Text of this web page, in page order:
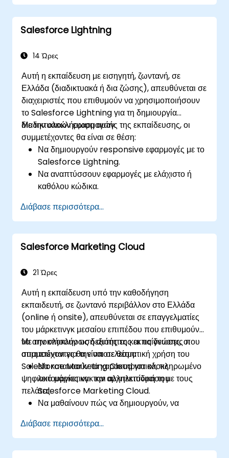
Salesforce Lightning
14 Ώρες
Αυτή η εκπαίδευση με εισηγητή, ζωντανή, σε
Ελλάδα (διαδικτυακά ή δια ζώσης), απευθύνεται σε
διαχειριστές που επιθυμούν να χρησιμοποιήσουν
το Salesforce Lightning για τη δημιουργία
διαδικτυακών εφαρμογών.
Με την ολοκλήρωση αυτής της εκπαίδευσης, οι
συμμετέχοντες θα είναι σε θέση:
Να δημιουργούν responsive εφαρμογές με το
Salesforce Lightning.
Να αναπτύσσουν εφαρμογές με ελάχιστο ή
καθόλου κώδικα.
το μηδέν.
Διάβασε περισσότερα...
Salesforce Marketing Cloud
21 Ώρες
Αυτή η εκπαίδευση υπό την καθοδήγηση
εκπαιδευτή, σε ζωντανό περιβάλλον στο Ελλάδα
(online ή onsite), απευθύνεται σε επαγγελματίες
του μάρκετινγκ μεσαίου επιπέδου που επιθυμούν
να αποκτήσουν τις δεξιότητες και τις γνώσεις που
απαιτούνται για την αποτελεσματική χρήση του
Salesforce Marketing Cloud για ολοκληρωμένο
ψηφιακό μάρκετινγκ και αλληλεπίδραση με τους
πελάτες.
Με την ολοκλήρωση αυτής της εκπαίδευσης, οι
συμμετέχοντες θα είναι σε θέση:
Να κατανοούν τα χαρακτηριστικά, τις
λειτουργίες και την αρχιτεκτονική του
Salesforce Marketing Cloud.
Να μαθαίνουν πώς να δημιουργούν, να
καμπάνιες email, κοινωνικών δικτύων,
κινητών συσκευών και διαφήμισης
χρησιμοποιώντας το Marketing Cloud.
Διάβασε περισσότερα...